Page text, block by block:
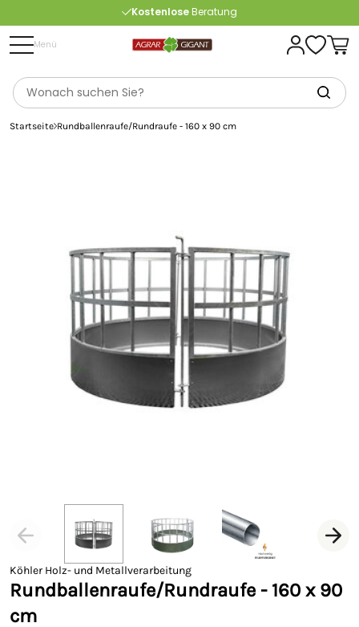
KostenloseBeratung
ab 175 € (in DE) – außer Sperrgut
Menü
Startseite Rundballenraufe/Rundraufe - 160 x 90 cm
Köhler Holz- und Metallverarbeitung
Rundballenraufe/Rundraufe - 160 x 90
cm